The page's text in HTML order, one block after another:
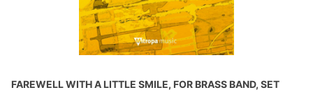
FAREWELL WITH A LITTLE SMILE, FOR BRASS BAND, SET